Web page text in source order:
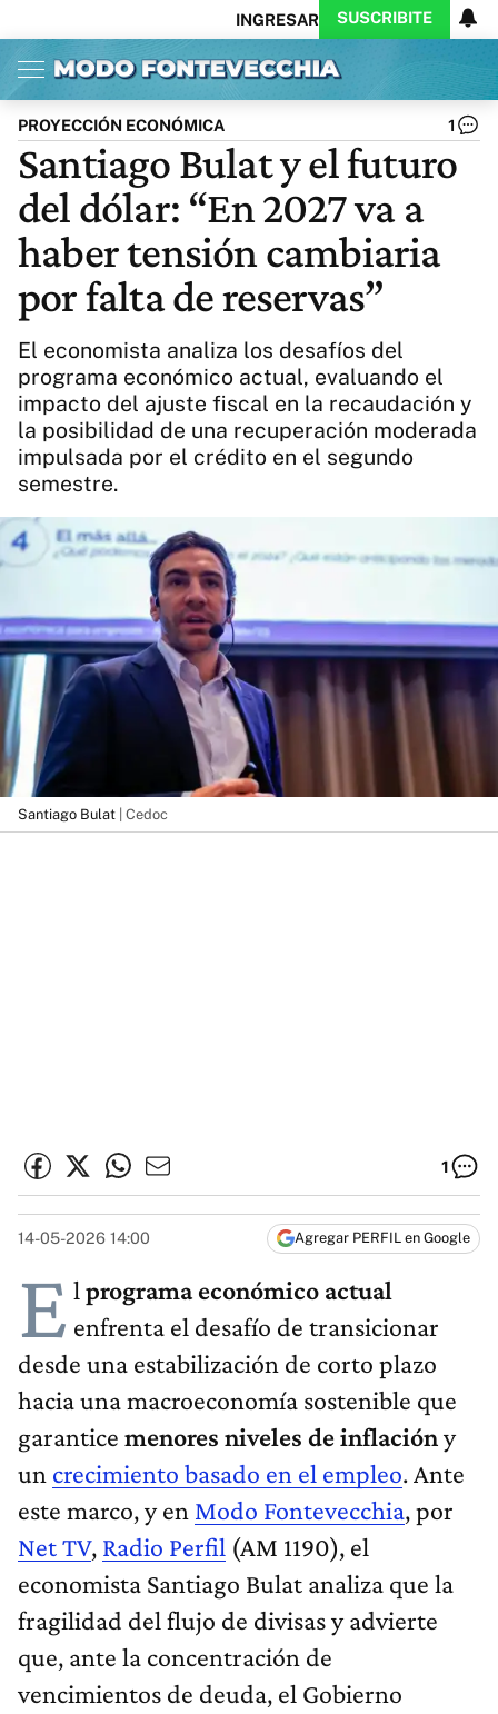
INGRESAR SUSCRIBITE
Inicio Ahora
Opinión
Política
Ciencia
Protagonistas
Cultura
Arte
Educación
Internacional
Clima
Deportes
CARAS
Exitoina
Turismo
Videos
Córdoba
Reperfilar
Business
Noticias
Caras
Exitoina
Diario del Juicio
Actualidad
PROYECCIÓN ECONÓMICA 1
Santiago Bulat y el futuro
del dólar: “En 2027 va a
haber tensión cambiaria
por falta de reservas”
El economista analiza los desafíos del
programa económico actual, evaluando el
impacto del ajuste fiscal en la recaudación y
la posibilidad de una recuperación moderada
impulsada por el crédito en el segundo
semestre.
Santiago Bulat | Cedoc
1
14-05-2026 14:00 Agregar PERFIL en Google
E l programa económico actual
enfrenta el desafío de transicionar
desde una estabilización de corto plazo
hacia una macroeconomía sostenible que
garantice menores niveles de inflacióny
un crecimiento basado en el empleo. Ante
este marco, y en Modo Fontevecchia, por
Net TV, Radio Perfil (AM 1190), el
economista Santiago Bulat analiza que la
fragilidad del flujo de divisas y advierte
que, ante la concentración de
vencimientos de deuda, el Gobierno